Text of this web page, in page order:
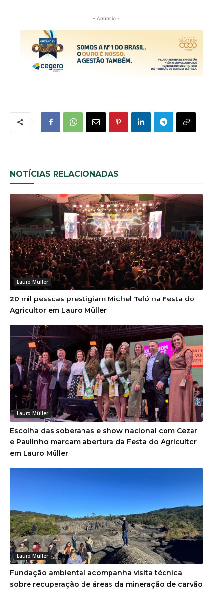
- Anúncio -
NOTÍCIAS RELACIONADAS
Lauro Müller
20 mil pessoas prestigiam Michel Teló na Festa do
Agricultor em Lauro Müller
Lauro Müller
Escolha das soberanas e show nacional com Cezar
e Paulinho marcam abertura da Festa do Agricultor
em Lauro Müller
Lauro Müller
Fundação ambiental acompanha visita técnica
sobre recuperação de áreas da mineração de carvão